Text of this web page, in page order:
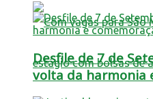
Desfile de 7 de
volta da harmonia